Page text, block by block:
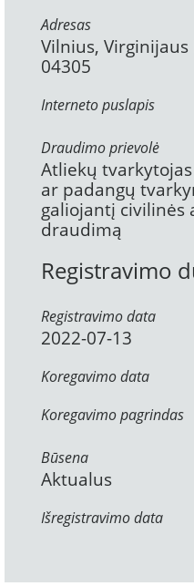
Adresas
Vilnius, Virginijaus
04305
Interneto puslapis
Draudimo prievolė
Atliekų
ar padangų
galiojantį civilinės
draudimą
Registravimo
Registravimo data
2022-07-13
Koregavimo data
Koregavimo pagrindas
Būsena
Aktualus
Išregistravimo data